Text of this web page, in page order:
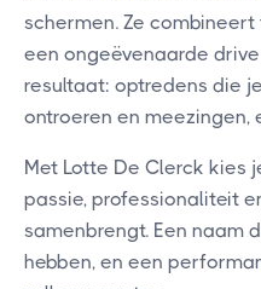
schermen. Ze
een ongeëvenaarde
resultaat: optredens die
ontroeren en meezingen,
Met Lotte De Clerck kies
passie, professionaliteit
samenbrengt. Een naam
hebben, en een